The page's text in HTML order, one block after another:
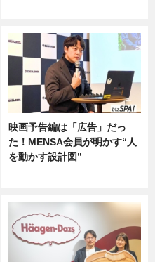
映画予告編は「広告」だっ
た！MENSA会員が明かす“人
を動かす設計図”